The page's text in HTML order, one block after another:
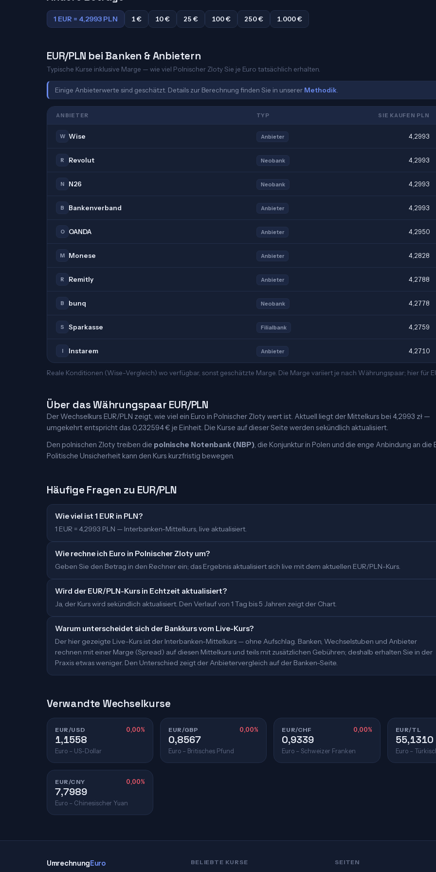
1 EUR = 4,2993 PLN 1 € 10 € 25 € 100 € 250 € 1.000 €
EUR/PLN bei Banken & Anbietern
Typische Kurse inklusive Marge — wie viel Polnischer Zloty Sie je Euro tatsächlich erhalten.
Einige Anbieterwerte sind geschätzt. Details zur Berechnung finden Sie in unserer Methodik
ANBIETER TYP SIE KAUFEN PLN
W Wise Anbieter 4,2993
R Revolut Neobank 4,2993
N N26 Neobank 4,2993
B Bankenverband Anbieter 4,2993
O OANDA Anbieter 4,2950
M Monese Anbieter 4,2828
R Remitly Anbieter 4,2788
B bunq Neobank 4,2778
S Sparkasse Filialbank 4,2759
I Instarem Anbieter 4,2710
Reale Konditionen (Wise-Vergleich) wo verfügbar, sonst geschätzte Marge. Die Marge variiert je nach Währungspaar; hier für
Über das Währungspaar EUR/PLN
Der Wechselkurs EUR/PLN zeigt, wie viel ein Euro in Polnischer Zloty wert ist. Aktuell liegt der Mittelkurs bei 4,2993 zł —
umgekehrt entspricht das 0,232594 € je Einheit. Die Kurse auf dieser Seite werden sekündlich aktualisiert.
Den polnischen Zloty treiben die polnische Notenbank (NBP), die Konjunktur in Polen und die enge Anbindung an die
Politische Unsicherheit kann den Kurs kurzfristig bewegen.
Häufige Fragen zu EUR/PLN
Wie viel ist 1 EUR in PLN?
1 EUR = 4,2993 PLN — Interbanken-Mittelkurs, live aktualisiert.
Wie rechne ich Euro in Polnischer Zloty um?
Geben Sie den Betrag in den Rechner ein; das Ergebnis aktualisiert sich live mit dem aktuellen EUR/PLN-Kurs.
Wird der EUR/PLN-Kurs in Echtzeit aktualisiert?
Ja, der Kurs wird sekündlich aktualisiert. Den Verlauf von 1 Tag bis 5 Jahren zeigt der Chart.
Warum unterscheidet sich der Bankkurs vom Live-Kurs?
Der hier gezeigte Live-Kurs ist der Interbanken-Mittelkurs — ohne Aufschlag. Banken, Wechselstuben und Anbieter
rechnen mit einer Marge (Spread) auf diesen Mittelkurs und teils mit zusätzlichen Gebühren; deshalb erhalten Sie in der
Praxis etwas weniger. Den Unterschied zeigt der Anbietervergleich auf der Banken-Seite.
Verwandte Wechselkurse
EUR/USD 0,00%
1,1558
Euro – US-Dollar
EUR/GBP 0,00%
0,8567
Euro – Britisches Pfund
EUR/CHF 0,00%
0,9339
Euro – Schweizer Franken
EUR/TL
55,1310
Euro –
EUR/CNY 0,00%
7,7989
Euro – Chinesischer Yuan
UmrechnungEuro BELIEBTE KURSE SEITEN